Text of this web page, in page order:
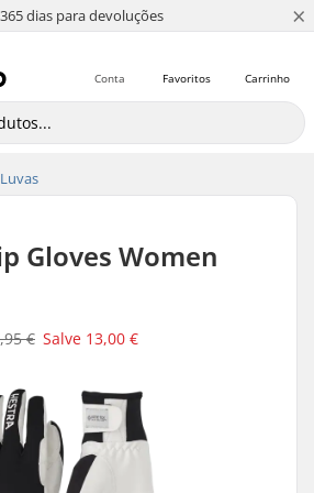
365 dias para devoluções
4.8 de 5 ×
Carrinho
Favoritos
Conta
Luvas
Gloves Women
€ Salve 13,00 €